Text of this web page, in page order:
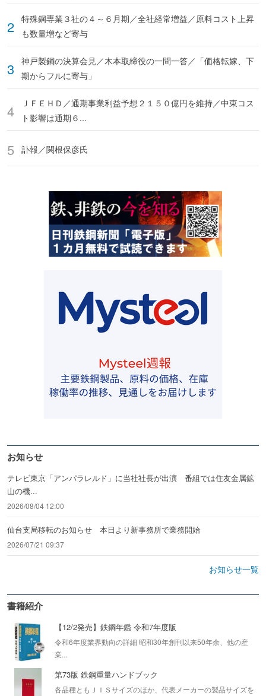
特殊鋼専業３社の４～６月期／全社経常増益／原料コスト上昇
も数量増など寄与
神戸製鋼の決算会見／木本取締役の一問一答／「価格転嫁、下
期からフルに寄与」
ＪＦＥＨＤ／通期事業利益予想２１５０億円を維持／中東コス
ト影響は通期６...
訃報／関根保彦氏
お知らせ
テレビ東京「アンパラレルド」に当社社長が出演 番組では住友金属鉱
山の機...
2026/08/04 12:00
仙台支局移転のお知らせ 本日より新事務所で業務開始
2026/07/21 09:37
お知らせ一覧
書籍紹介
【12/2発売】鉄鋼年鑑 令和7年度版
令和6年度業界動向の詳細 昭和30年創刊以来50年余、他の産
業...
第73版 鉄鋼重量ハンドブック
各品種ともＪＩＳサイズのほか、代表メーカーの製品サイズを